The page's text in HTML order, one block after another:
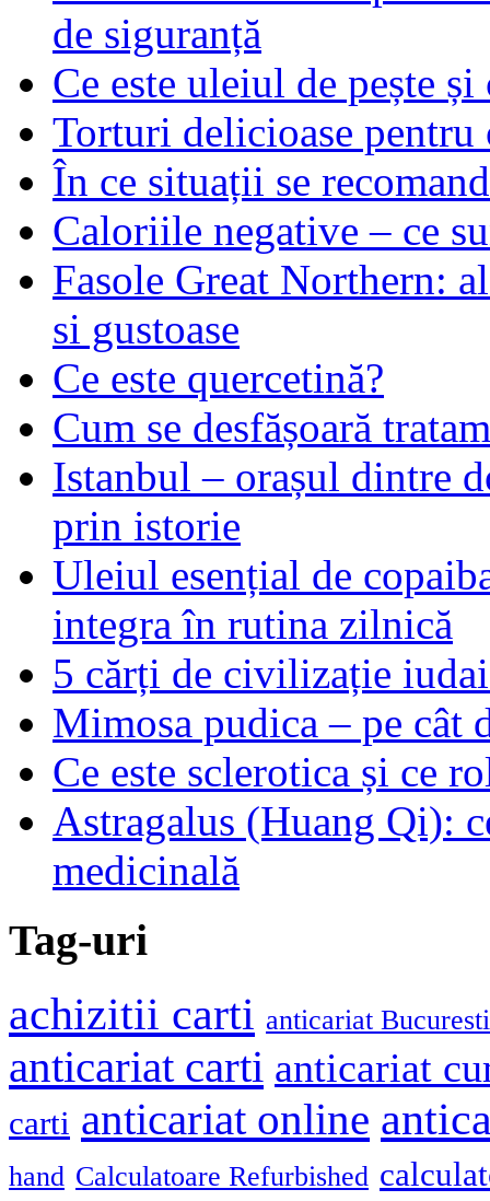
de siguranță
Ce este uleiul de pește
Torturi delicioase pentru
În ce situații se
Caloriile negative – ce
Fasole Great Northern:
si gustoase
Ce este quercetină?
Cum se desfășoară
Istanbul – orașul dintre
prin istorie
Uleiul esențial de
integra în rutina zilnică
5 cărți de civilizație
Mimosa pudica – pe cât
Ce este sclerotica și ce
Astragalus (Huang Qi):
medicinală
Tag-uri
achizitii carti anticariat Bucuresti
anticariat carti anticariat
carti anticariat online
hand Calculatoare Refurbished